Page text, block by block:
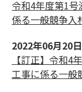
令和4年度第1号
係る一般競争入
2022年06月20日
【訂正】令和4
工事に係る一般